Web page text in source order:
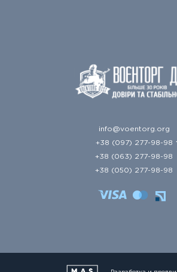
info@voentorg.org
+38 (097) 277-98-98
+38 (063) 277-98-98
+38 (050) 277-98-98